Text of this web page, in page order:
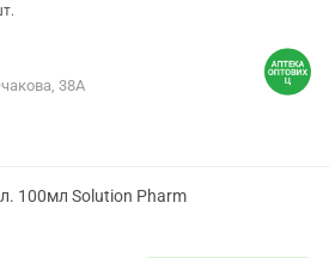
38А
100мл Solution Pharm